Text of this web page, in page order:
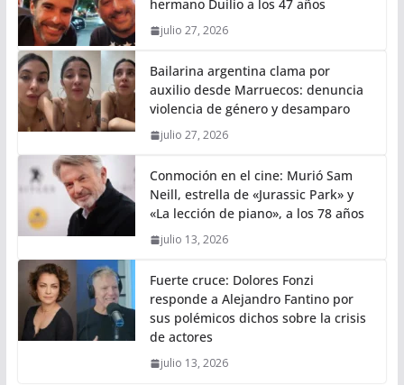
hermano Duilio a los 47 años
julio 27, 2026
Bailarina argentina clama por
auxilio desde Marruecos: denuncia
violencia de género y desamparo
julio 27, 2026
Conmoción en el cine: Murió Sam
Neill, estrella de «Jurassic Park» y
«La lección de piano», a los 78 años
julio 13, 2026
Fuerte cruce: Dolores Fonzi
responde a Alejandro Fantino por
sus polémicos dichos sobre la crisis
de actores
julio 13, 2026